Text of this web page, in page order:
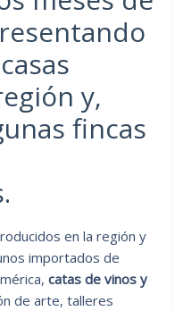
y,
fincas
en la región y
importados de
catas de vinos y
de arte, talleres